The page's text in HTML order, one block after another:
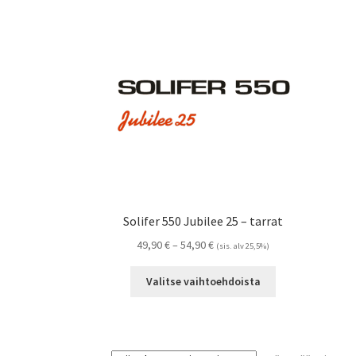
Solifer 550 Jubilee 25 – tarrat
49,90€– 54,90€Hintaluokka:
-
(sis. alv 25,5%)
Valitse vaihtoehdoista